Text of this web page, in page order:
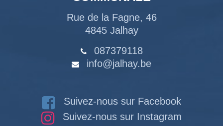
Rue de la Fagne, 46
4845 Jalhay
087379118
info@jalhay.be
Suivez-nous sur Facebook
Suivez-nous sur Instagram